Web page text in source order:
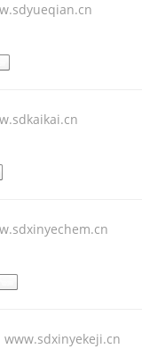
www.sdxinyekeji.cn